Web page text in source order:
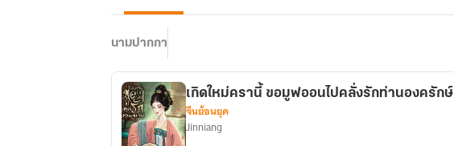
นามปากกา
เกิดใหม่ครานี้ ขอมูฟออนไปคลั่งรักท่านองครักษ์
จีนย้อนยุค
Jinniang